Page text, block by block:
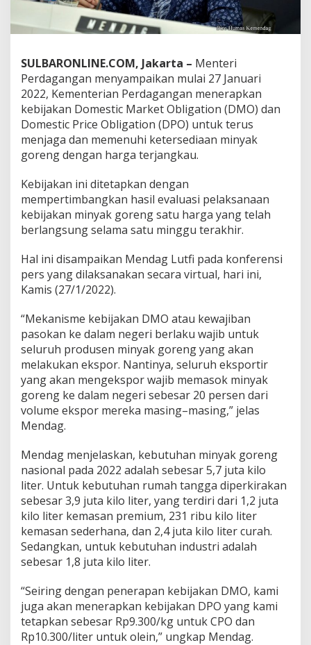
s
H
a
g
a
M
i
n
y
a
k
G
r
e
g
,
e
m
a
g
T
e
r
a
p
k
e
b
i
a
k
a
n
D
d
a
n
D
SULBARONLINE.COM, Jakarta – Menteri
Perdagangan menyampaikan mulai 27 Januari
2022, Kementerian Perdagangan menerapkan
kebijakan Domestic Market Obligation (DMO) dan
Domestic Price Obligation (DPO) untuk terus
menjaga dan memenuhi ketersediaan minyak
goreng dengan harga terjangkau.
Kebijakan ini ditetapkan dengan
mempertimbangkan hasil evaluasi pelaksanaan
kebijakan minyak goreng satu harga yang telah
berlangsung selama satu minggu terakhir.
Hal ini disampaikan Mendag Lutfi pada konferensi
pers yang dilaksanakan secara virtual, hari ini,
Kamis (27/1/2022).
“Mekanisme kebijakan DMO atau kewajiban
pasokan ke dalam negeri berlaku wajib untuk
seluruh produsen minyak goreng yang akan
melakukan ekspor. Nantinya, seluruh eksportir
yang akan mengekspor wajib memasok minyak
goreng ke dalam negeri sebesar 20 persen dari
volume ekspor mereka masing–masing,” jelas
Mendag.
Mendag menjelaskan, kebutuhan minyak goreng
nasional pada 2022 adalah sebesar 5,7 juta kilo
liter. Untuk kebutuhan rumah tangga diperkirakan
sebesar 3,9 juta kilo liter, yang terdiri dari 1,2 juta
kilo liter kemasan premium, 231 ribu kilo liter
kemasan sederhana, dan 2,4 juta kilo liter curah.
Sedangkan, untuk kebutuhan industri adalah
sebesar 1,8 juta kilo liter.
“Seiring dengan penerapan kebijakan DMO, kami
juga akan menerapkan kebijakan DPO yang kami
tetapkan sebesar Rp9.300/kg untuk CPO dan
Rp10.300/liter untuk olein,” ungkap Mendag.